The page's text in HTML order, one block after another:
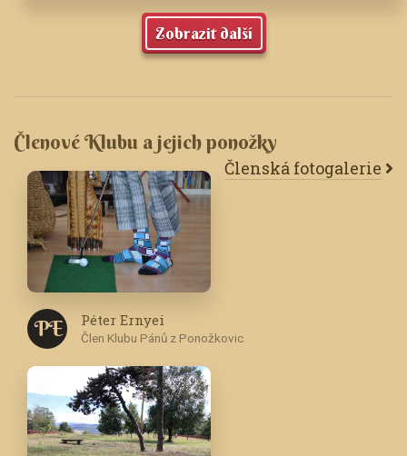
Zobrazit další
Členové Klubu a jejich ponožky
Členská fotogalerie
P E Péter Ernyei
Člen Klubu Pánů z Ponožkovic